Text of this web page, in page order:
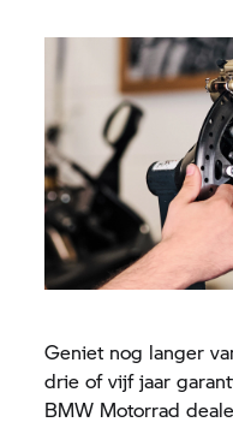
Geniet nog langer
drie of vijf jaar
BMW Motorrad